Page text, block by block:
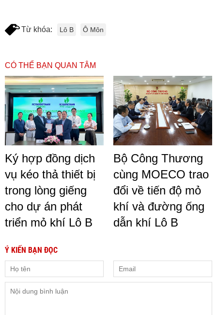
Từ khóa: Lô B Ô Môn
CÓ THỂ BẠN QUAN TÂM
Ký hợp đồng dịch
vụ kéo thả thiết bị
trong lòng giếng
cho dự án phát
triển mỏ khí Lô B
Bộ Công Thương
cùng MOECO trao
đổi về tiến độ mỏ
khí và đường ống
dẫn khí Lô B
Ý KIẾN BẠN ĐỌC